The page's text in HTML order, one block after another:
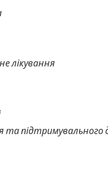
лікування
та підтримувального